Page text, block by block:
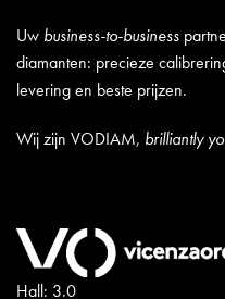
Uw business-to-business
diamanten: precieze
levering en beste prijzen.
Wij zijn VODIAM, brilliantly
Hall: 3.0